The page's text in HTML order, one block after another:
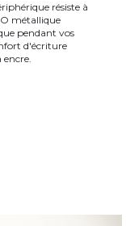
résiste à
métallique
pendant vos
d'écriture